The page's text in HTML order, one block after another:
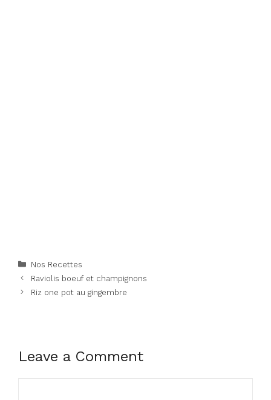
Categories
Nos Recettes
Raviolis boeuf et champignons
Riz one pot au gingembre
Leave a Comment